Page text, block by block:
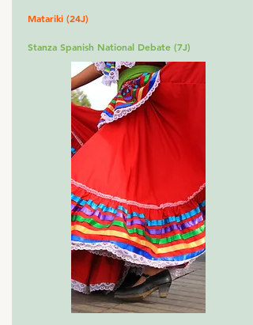
Matariki (24J)
Stanza Spanish National Debate (7J)